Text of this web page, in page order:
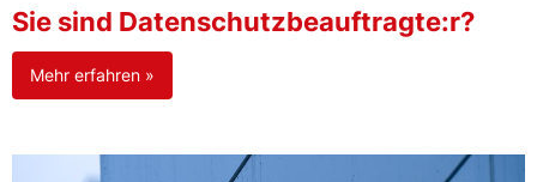
Sie sind Datenschutzbeauftragte:r?
Mehr erfahren »